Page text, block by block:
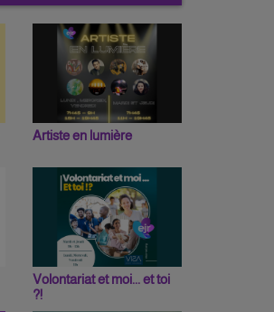
Artiste en lumière
Volontariat et moi... et toi
?!